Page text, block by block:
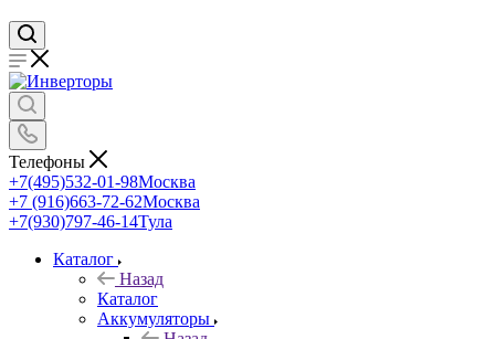
Телефоны
+7(495)532-01-98Москва
+7 (916)663-72-62Москва
+7(930)797-46-14Тула
Каталог
Назад
Каталог
Аккумуляторы